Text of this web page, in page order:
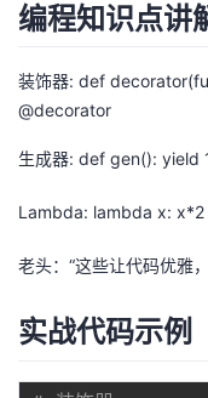
的
博
客
我
的
论
坛
我
的
圈
子
我
的
直
播
我
的
活
动
我
的
关
学
堂
我
的
课
程
我
的
认
证
我
的
实
我
的
持
我
的
技
术
支
持
我
的
云
声
建
编程知识点讲
装饰器: def
@decorator
生成器: def gen(): yield
Lambda: lambda x: x*2
老头：“这些让代码优雅
实战代码示例